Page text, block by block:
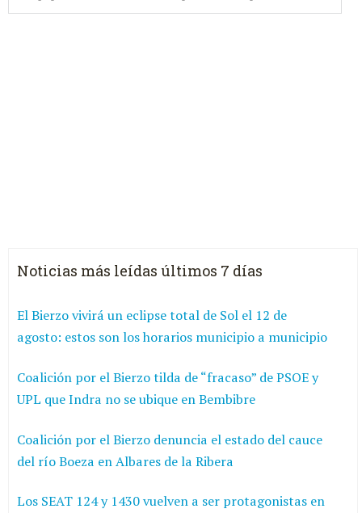
Noticias más leídas últimos 7 días
El Bierzo vivirá un eclipse total de Sol el 12 de
agosto: estos son los horarios municipio a municipio
Coalición por el Bierzo tilda de “fracaso” de PSOE y
UPL que Indra no se ubique en Bembibre
Coalición por el Bierzo denuncia el estado del cauce
del río Boeza en Albares de la Ribera
Los SEAT 124 y 1430 vuelven a ser protagonistas en